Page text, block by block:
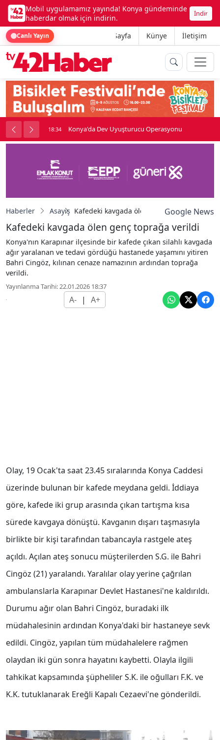
Mobil uygulamamız yayında! Konya gündeminde
haberdar olmak için indirin.
İndir
Canlı Yayın Ana Sayfa Künye İletişim
18:34 Konya'da Dev Uyuşturucu Operasyonu
Haberler Asayiş Kafedeki kavgada ölen genç toprağa verildi
Google News
Kafedeki kavgada ölen genç toprağa verildi
Konya'nın Karapınar ilçesinde bir kafede çıkan silahlı kavgada
ağır yaralanan ve tedavi gördüğü hastanede yaşamını yitiren
Bahri Cingöz, kılınan cenaze namazının ardından toprağa
verildi.
Yayınlanma Tarihi: 22.01.2026 18:37
A- | A+
Olay, 19 Ocak'ta saat 23.45 sıralarında Konya Caddesi
üzerinde bulunan bir kafede meydana geldi. İddiaya
göre, kafede iki grup arasında çıkan tartışma kısa
sürede kavgaya dönüştü. Kavganın dışarı taşmasıyla
birlikte bir kişi tarafından tabancayla rastgele ateş
açıldı. Açılan ateş sonucu müşterilerden S.G. ile Bahri
Cingöz (21) yaralandı. Yaralılar olay yerine çağrılan
ambulanslarla Karapınar Devlet Hastanesi'ne kaldırıldı.
Durumu ağır olan Bahri Cingöz, buradaki ilk
müdahalesinin ardından Konya'daki bir hastaneye sevk
edildi. Cingöz, yapılan tüm müdahalelere rağmen
olaydan iki gün sonra hayatını kaybetti. Olayla ilgili
tahkikat kapsamında şüpheliler S.K. ile oğulları F.K. ve
K.K. tutuklanarak Ereğli Kapalı Cezaevi'ne gönderildi.